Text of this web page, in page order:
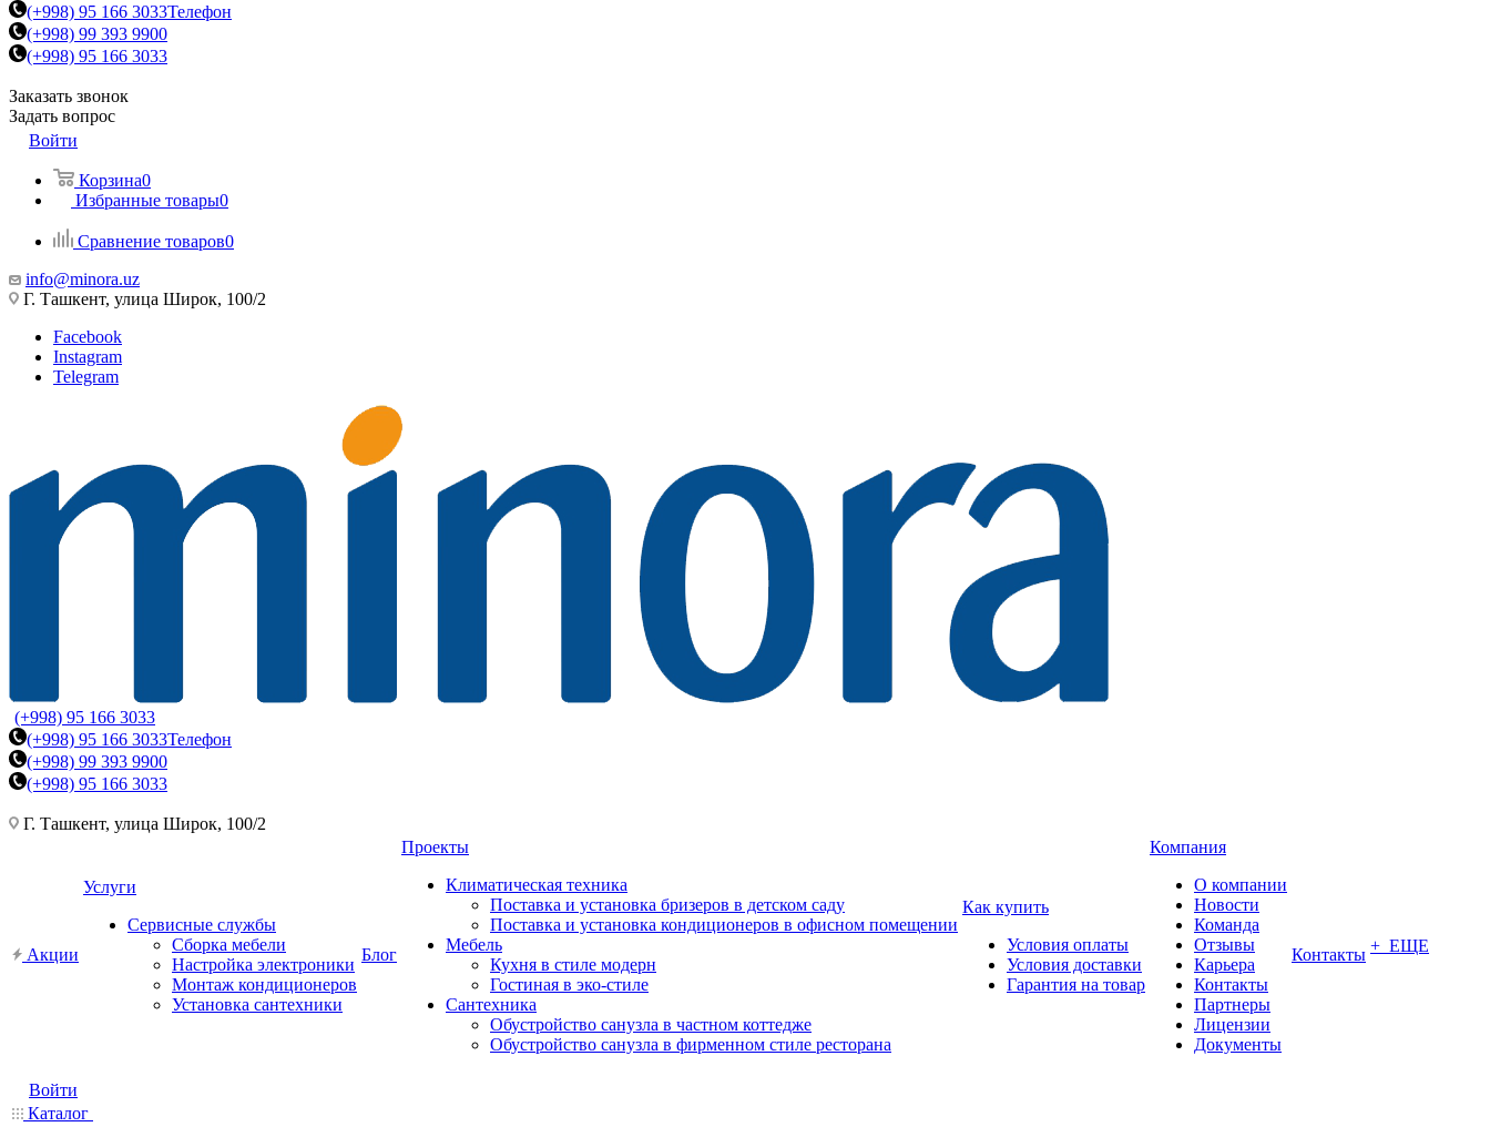
(+998) 95 166 3033Телефон
(+998) 99 393 9900
(+998) 95 166 3033
Заказать звонок
Задать вопрос
Войти
Корзина0
Избранные товары0
Сравнение товаров0
info@minora.uz
Г. Ташкент, улица Широк, 100/2
Facebook
Instagram
Telegram
(+998) 95 166 3033
(+998) 95 166 3033Телефон
(+998) 99 393 9900
(+998) 95 166 3033
Г. Ташкент, улица Широк, 100/2
Акции
Услуги
Сервисные службы
Сборка мебели
Настройка электроники
Монтаж кондиционеров
Установка сантехники
Блог
Проекты
Климатическая техника
Поставка и установка бризеров в детском саду
Поставка и установка кондиционеров в офисном помещении
Мебель
Кухня в стиле модерн
Гостиная в эко-стиле
Сантехника
Обустройство санузла в частном коттедже
Обустройство санузла в фирменном стиле ресторана
Как купить
Условия оплаты
Условия доставки
Гарантия на товар
Компания
О компании
Новости
Команда
Отзывы
Карьера
Контакты
Партнеры
Лицензии
Документы
Контакты + ЕЩЕ
Войти
Каталог